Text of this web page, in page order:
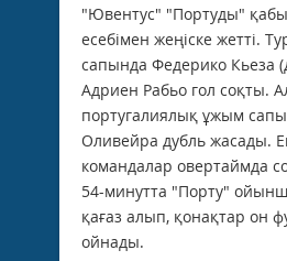
"Ювентус" "Портуды"
есебімен жеңіске жетті.
сапында Федерико Кьеза
Адриен Рабьо гол соқты.
португалиялық ұжым
Оливейра дубль жасады.
командалар овертаймда
54-минутта "Порту"
қағаз алып, қонақтар он
ойнады.